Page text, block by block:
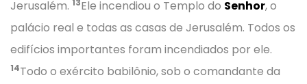
Jerusalém.
Ele incendiou o Templo do Senhor, o
palácio real e todas as casas de Jerusalém. Todos os
edifícios importantes foram incendiados por ele.
14Todo o exército babilônio, sob o comandante da